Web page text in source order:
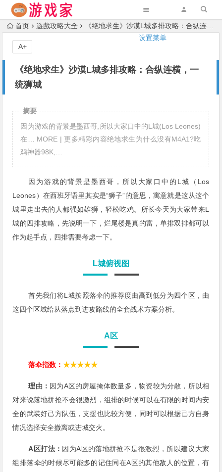
设置菜单
首页 遊戲攻略大全 《绝地求生》沙漠L城多排攻略：合纵连横，一统狮城
《绝地求生》沙漠L城多排攻略：合纵连横，一
统狮城
A+
摘要
因为游戏的背景是墨西哥,所以大家口中的L城(Los Leones)
在… MORE | 更多精彩内容绝地求生为什么没有M4A1?吃
鸡神器98K,…
因为游戏的背景是墨西哥，所以大家口中的L城（Los
Leones）在西班牙语里其实是“狮子”的意思，寓意就是这从这个
城里走出去的人都强如雄狮，轻松吃鸡。所长今天为大家带来L
城的四排攻略，先说明一下，烂尾楼是真的富，单排双排都可以
作为起手点，四排需要考虑一下。
L城俯视图
首先我们将L城按照落伞的推荐度由高到低分为四个区，由
这四个区域给从落点到进攻路线的全套战术方案分析。
A区
落伞指数：★★★★★
理由： 因为A区的房屋掩体数量多，物资较为分散，所以相
对来说落地拼抢不会很激烈，组排的时候可以在有限的时间内安
全的武装好己方队伍，支援也比较方便，同时可以根据己方自身
情况选择安全撤离或进城交火。
A区打法： 因为A区的落地拼抢不是很激烈，所以建议大家
组排落伞的时候尽可能多的记住同在A区的其他敌人的位置，有